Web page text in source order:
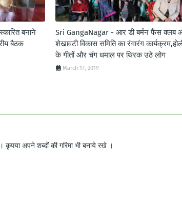
बनाने
बैठक
Sri GangaNagar - आर डी बर्मन फैंस क्लब
शेखावटी विकास समिति का रंगारंग
के गीतों और चंग धमाल पर थिरक उठे लोग
March 17, 2019
अपने शब्दों की गरिमा भी बनाये रखे ।